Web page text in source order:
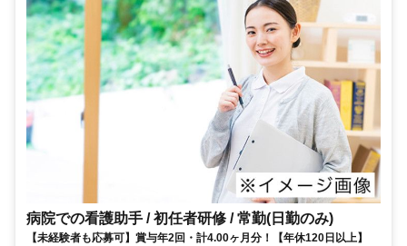
病院での看護助手 / 初任者研修 / 常勤(日勤のみ)
【未経験者も応募可】賞与年2回・計4.00ヶ月分！【年休120日以上】